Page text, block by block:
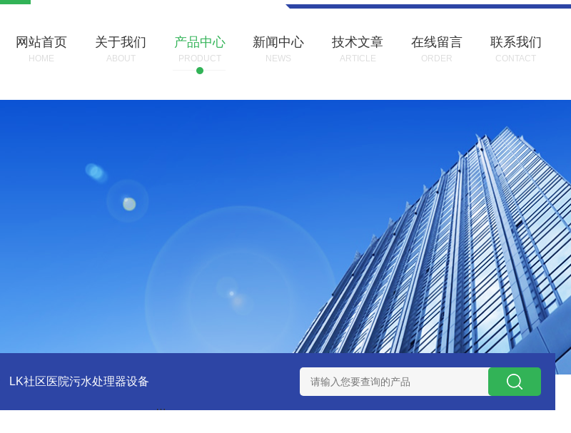
网站首页
HOME
关于我们
ABOUT
产品中心
PRODUCT
新闻中心
NEWS
技术文章
ARTICLE
在线留言
ORDER
联系我们
CONTACT
LK社区医院污水处理器设备 LK康复医院废水处理器设备 LK康复医院污水处理